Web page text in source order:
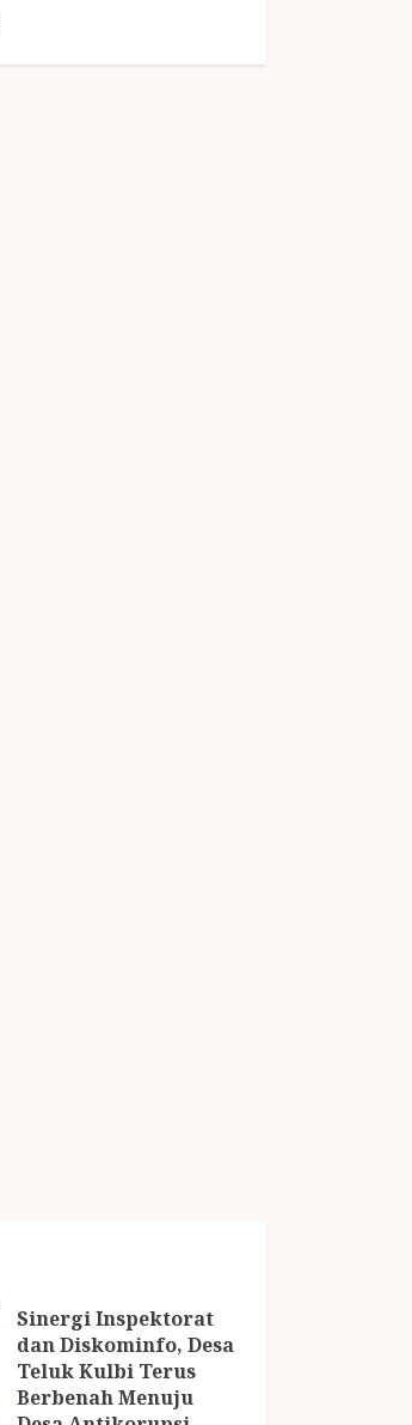
Sinergi Inspektorat
dan Diskominfo, Desa
Teluk Kulbi Terus
Berbenah Menuju